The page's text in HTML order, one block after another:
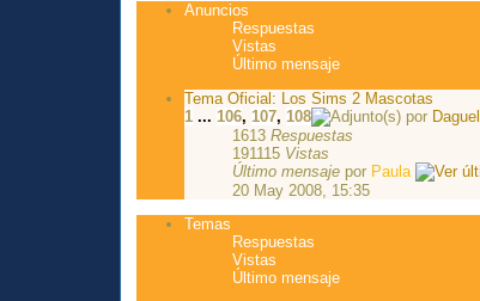
Anuncios
Respuestas
Vistas
Último mensaje
Tema Oficial: Los Sims 2 Mascotas
1 ... 106, 107, 108 por Daguel
1613Respuestas
191115 Vistas
Último mensaje por Paula
20 May 2008, 15:35
Temas
Respuestas
Vistas
Último mensaje